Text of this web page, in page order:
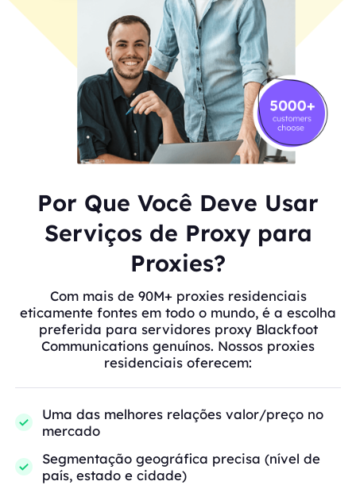
Por Que Você Deve Usar
Serviços de Proxy para
Proxies?
Com mais de 90M+ proxies residenciais
eticamente fontes em todo o mundo, é a escolha
preferida para servidores proxy Blackfoot
Communications genuínos. Nossos proxies
residenciais oferecem:
Uma das melhores relações valor/preço no
mercado
Segmentação geográfica precisa (nível de
país, estado e cidade)